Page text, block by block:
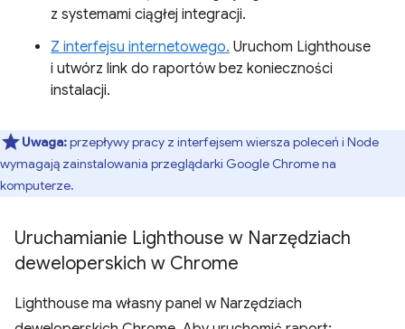
z systemami ciągłej integracji.
Z interfejsu internetowego. Uruchom Lighthouse
i utwórz link do raportów bez konieczności
instalacji.
Uwaga:przepływy pracy z interfejsem wiersza poleceń i Node
wymagają zainstalowania przeglądarki Google Chrome na
komputerze.
Uruchamianie Lighthouse w Narzędziach
deweloperskich w Chrome
Lighthouse ma własny panel w Narzędziach